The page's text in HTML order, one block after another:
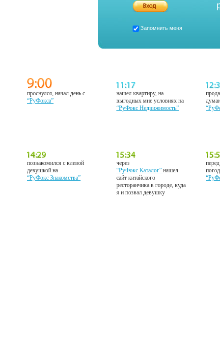
Запомнить меня
проснулся, начал день с
“РуФокса”
нашел квартиру, на
выгодных мне условиях на
“РуФокс Недвижимость”
познакомился с клевой
девушкой на
“РуФокс Знакомства”
через
“РуФокс Каталог”нашел
сайт китайского
ресторанчика в городе, куда
я и позвал девушку